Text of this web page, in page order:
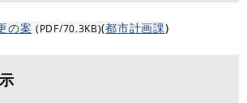
の案 (PDF/70.3KB)(都市計画課)